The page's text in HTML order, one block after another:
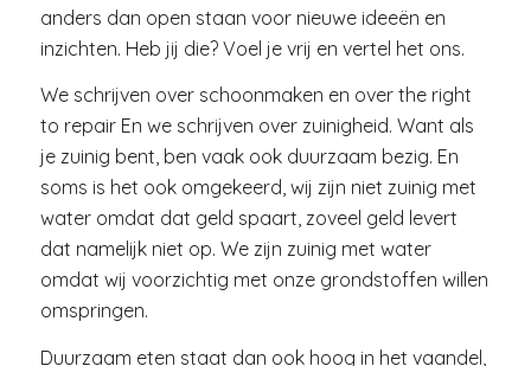
anders dan open staan voor nieuwe ideeën en
inzichten. Heb jij die? Voel je vrij en vertel het ons.
We schrijven over schoonmaken en over the right
to repair En we schrijven over zuinigheid. Want als
je zuinig bent, ben vaak ook duurzaam bezig. En
soms is het ook omgekeerd, wij zijn niet zuinig met
water omdat dat geld spaart, zoveel geld levert
dat namelijk niet op. We zijn zuinig met water
omdat wij voorzichtig met onze grondstoffen willen
omspringen.
Duurzaam eten staat dan ook hoog in het vaandel,